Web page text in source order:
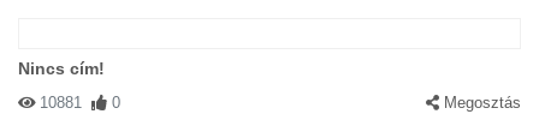
Nincs cím!
10881 0 Megosztás